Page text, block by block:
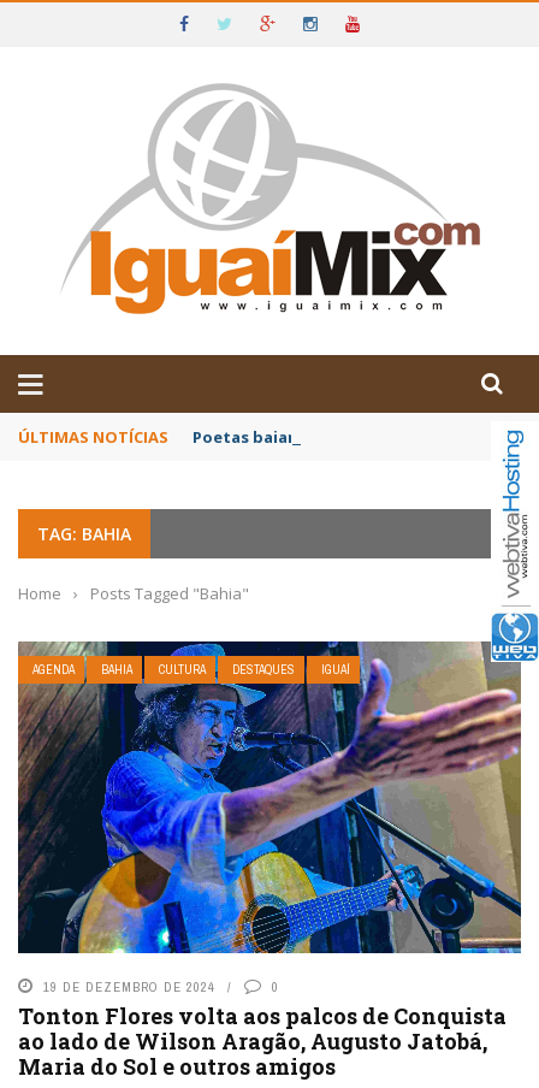
IGUAÍ E SUDOESTE DA BAHIA
ÚLTIMAS NOTÍCIAS Poetas baianos representam o Brasil no
TAG: BAHIA
Home › Posts Tagged "Bahia"
AGENDA BAHIA CULTURA DESTAQUES IGUAÍ
19 DE DEZEMBRO DE 2024 0
Tonton Flores volta aos palcos de Conquista
ao lado de Wilson Aragão, Augusto Jatobá,
Maria do Sol e outros amigos